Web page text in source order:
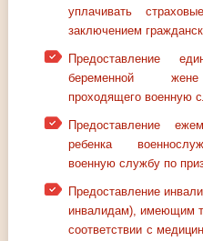
уплачивать
заключением
Предоставление
беременной жене
проходящего военную
Предоставление
ребенка
военную службу по
Предоставление
инвалидам), имеющим
соответствии с